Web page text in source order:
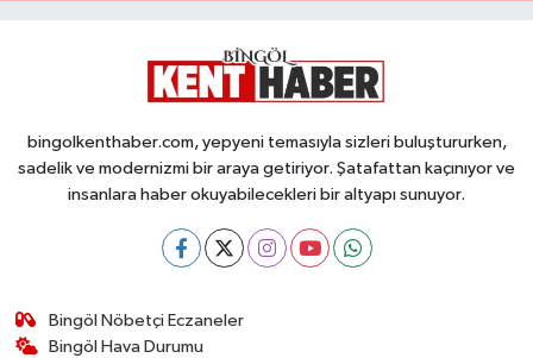
bingolkenthaber.com, yepyeni temasıyla sizleri buluştururken,
sadelik ve modernizmi bir araya getiriyor. Şatafattan kaçınıyor ve
insanlara haber okuyabilecekleri bir altyapı sunuyor.
Bingöl Nöbetçi Eczaneler
Bingöl Hava Durumu